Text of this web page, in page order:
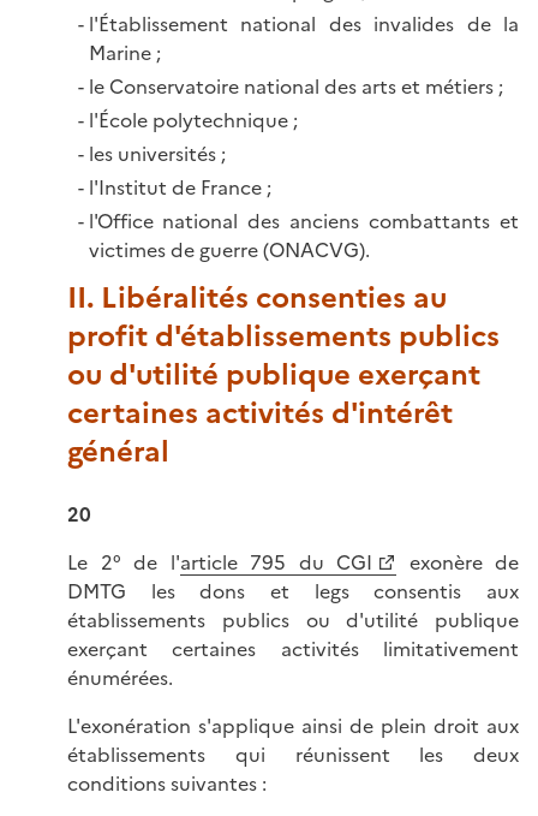
l'Établissement national des invalides de la
Marine ;
le Conservatoire national des arts et métiers ;
l'École polytechnique ;
les universités ;
l'Institut de France ;
l'Office national des anciens combattants et
victimes de guerre (ONACVG).
II. Libéralités consenties au
profit d'établissements publics
ou d'utilité publique exerçant
certaines activités d'intérêt
général
20
Le 2° de l'article 795 du CGI
exonère de
DMTG les dons et legs consentis aux
établissements publics ou d'utilité publique
exerçant certaines activités limitativement
énumérées.
L'exonération s'applique ainsi de plein droit aux
établissements qui réunissent les deux
conditions suivantes :